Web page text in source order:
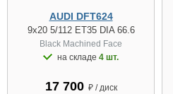
AUDI DFT624
9x20 5/112 ET35 DIA 66.6
Black Machined Face
на складе 4 шт.
17 700 ₽ / диск